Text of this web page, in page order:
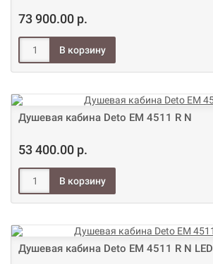
73 900.00 р.
Душевая кабина Deto ЕМ 4511 R N
53 400.00 р.
Душевая кабина Deto ЕМ 4511 R N LED